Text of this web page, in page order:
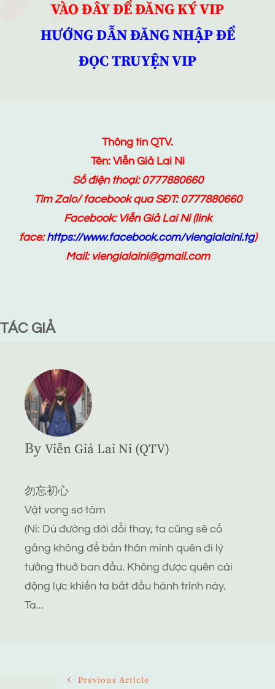
VÀO ĐÂY ĐỂ ĐĂNG KÝ VIP
HƯỚNG DẪN ĐĂNG NHẬP ĐỂ
ĐỌC TRUYỆN VIP
Thông tin QTV.
Tên: Viễn Giả Lai Ni
Số điện thoại: 0777880660
Tìm Zalo/ facebook qua SĐT: 0777880660
Facebook: Viễn Giả Lai Ni(link
face:https://www.facebook.com/viengialaini.tg)
Mail: viengialaini@gmail.com
TÁC GIẢ
By Viễn Giả Lai Ni (QTV)
勿忘初心
Vật vong sơ tâm
(Ni: Dù đường đời đổi thay, ta cũng sẽ cố
gắng không để bản thân mình quên đi lý
tưởng thuở ban đầu. Không được quên cái
động lực khiến ta bắt đầu hành trình này.
Ta...
Previous Article